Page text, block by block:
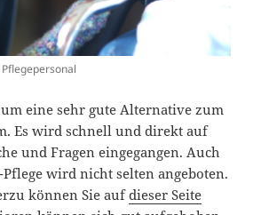
eine sehr gute Alternative zum
Es wird schnell und direkt auf
und Fragen eingegangen. Auch
Pflege wird nicht selten angeboten.
können Sie aufdieser Seite